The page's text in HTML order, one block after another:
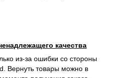
качества
из-за ошибки со стороны
Вернуть товары можно в